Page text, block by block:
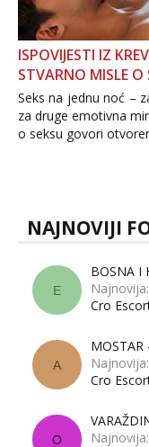
ISPOVIJESTI IZ
STVARNO MISLE O
Seks na jednu noć –
za druge emotivna
o seksu govori
dalje izaziva burne
NAJNOVIJI
E
BOSNA I
Cro
A
Cro
O